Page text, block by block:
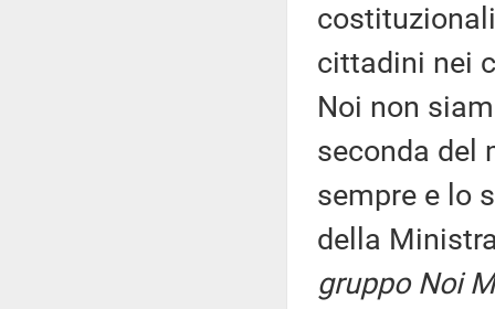
cittadini nei
Noi non
seconda del
sempre e lo
della
gruppo Noi